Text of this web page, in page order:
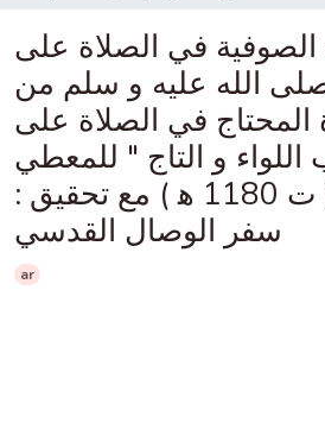
الصوفية في الصلاة على
الله عليه و سلم من
المحتاج في الصلاة على
و التاج " للمعطي
الشرقاوي ( ت 1180 ﻫ ) مع تحقيق :
سفر الوصال القدسي
ar